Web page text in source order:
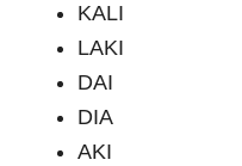
KALI
LAKI
DAI
DIA
AKI